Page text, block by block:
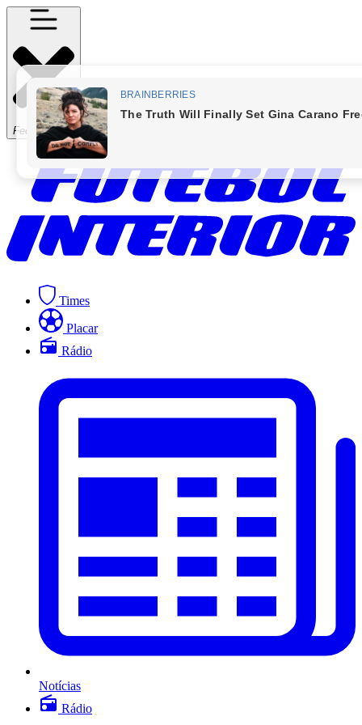
Fechar Menu
Times
Placar
Rádio
Notícias
Rádio